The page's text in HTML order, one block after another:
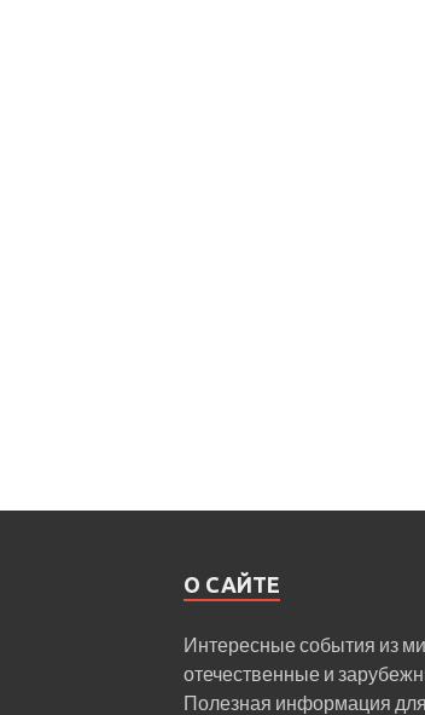
О САЙТЕ
Интересные события из
отечественные и
Полезная информация